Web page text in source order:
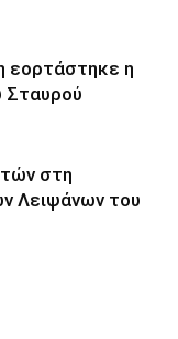
εορτάστηκε η
Σταυρού
στη
Λειψάνων του